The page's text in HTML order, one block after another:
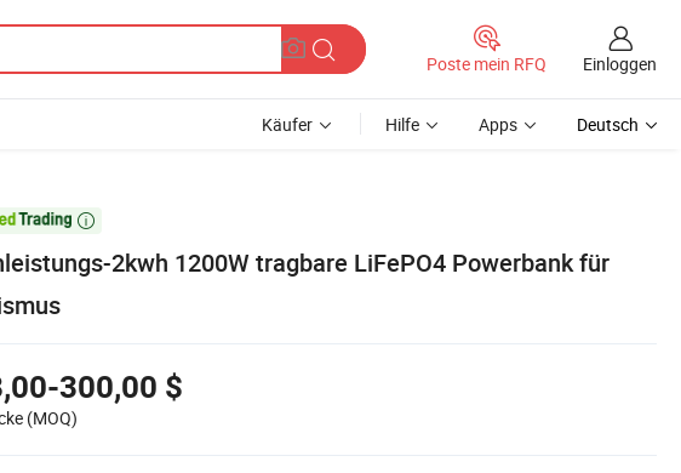
Poste mein RFQ Einloggen
Käufer Hilfe Apps Deutsch

2kwh 1200W tragbare LiFePO4 Powerbank für
300,00 $
(MOQ)